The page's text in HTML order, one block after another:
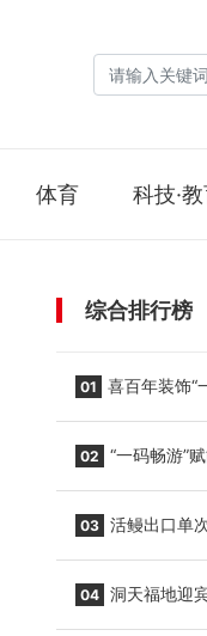
体育 科技·
综合排行榜
01 喜百年装饰“
02 “一码畅游”
03 活鳗出口单
04 洞天福地迎